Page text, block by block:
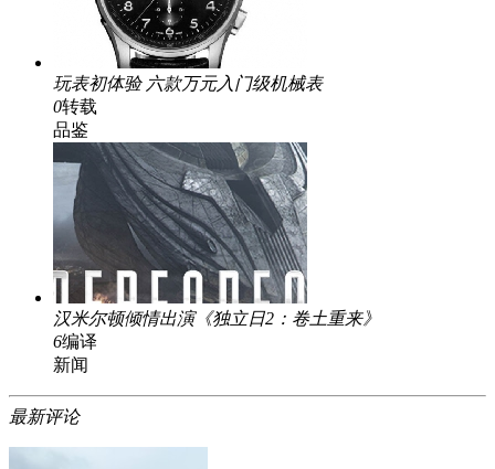
玩表初体验 六款万元入门级机械表
0转载
品鉴
汉米尔顿倾情出演《独立日2：卷土重来》
6编译
新闻
最新评论